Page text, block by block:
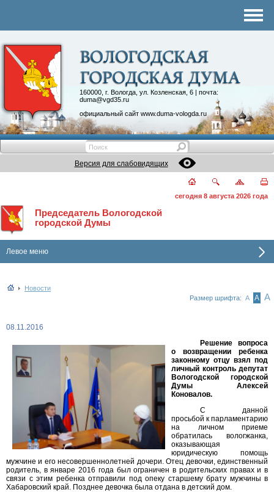
160000, г. Вологда, ул. Козленская, 6 | почта:
duma@vgd35.ru
официальный сайт www.duma-vologda.ru
Контакты
Депутатские объединения
Версия для слабовидящих
сегодня 8 августа 2026 года
Председатель Вологодской
городской Думы
Левое меню
Новости
Размер шрифта: А А А
08.11.2016
Решение вопроса
о возвращении ребенка
законному отцу взял под
личный контроль депутат
Вологодской городской
Думы Алексей
Коновалов.
С данной
просьбой к парламентарию
на личном приеме
обратилась вологжанка,
оказывающая
юридическую помощь
мужчине и его несовершеннолетней дочери. Отец девочки, единственный
родитель, в январе 2016 года был ограничен в родительских правах и в
связи с этим ребенка отправили под опеку старшему брату мужчины в
Хабаровский край. Позднее девочка была отдана в детский дом.